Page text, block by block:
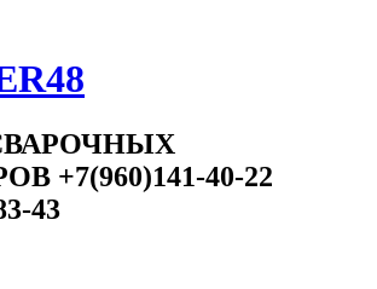
+7(960)141-40-22
43